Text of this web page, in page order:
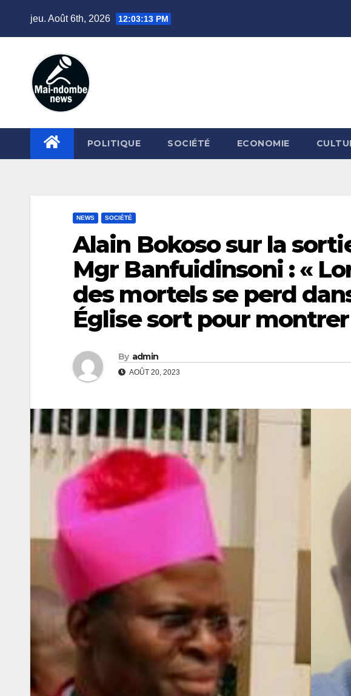
jeu. Août 6th, 2026 12:03:14 PM
POLITIQUE SOCIÉTÉ ECONOMIE
NEWS SOCIÉTÉ
Alain Bokoso sur la
Mgr Banfuidinsoni : «
des mortels se perd
Église sort pour
By admin
AOÛT 20, 2023